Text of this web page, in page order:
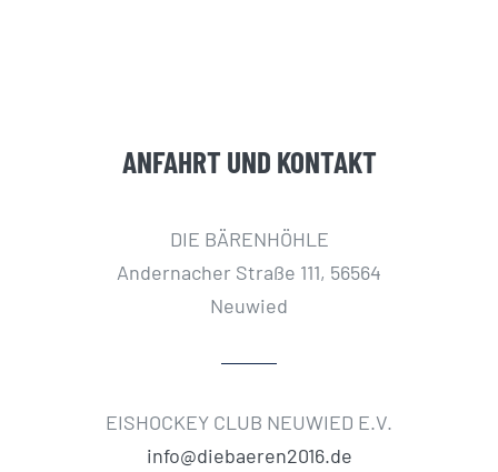
ANFAHRT UND KONTAKT
DIE BÄRENHÖHLE
Andernacher Straße 111, 56564
Neuwied
EISHOCKEY CLUB NEUWIED E.V.
info@diebaeren2016.de